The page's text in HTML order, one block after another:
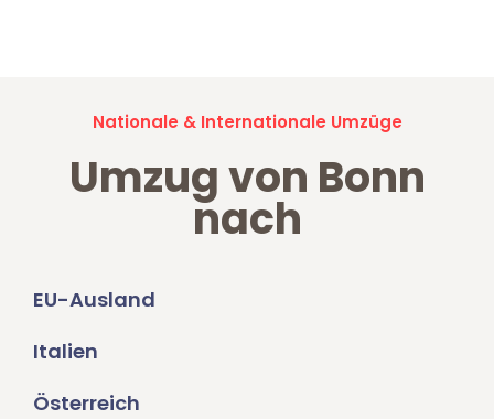
Nationale & Internationale Umzüge
Umzug von Bonn
nach
EU-Ausland
Italien
Österreich